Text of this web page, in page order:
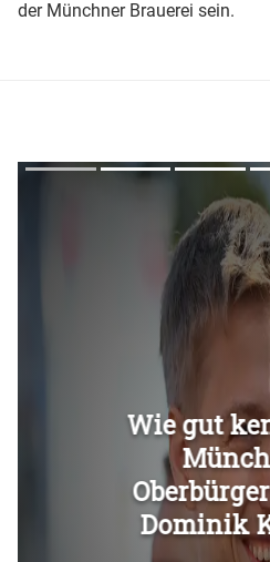
der Münchner Brauerei sein.